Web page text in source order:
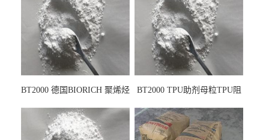
BT2000 德国BIORICH 聚烯烃
墨阻燃剂 TPU抗黄变剂 抗黄
变耐黄剂
BT2000 TPU助剂母粒TPU阻
剂雾面滑剂防粘剂 TPU抗黄
变剂 抗黄变耐黄剂